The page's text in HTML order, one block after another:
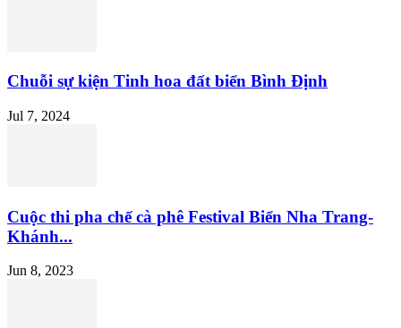
Chuỗi sự kiện Tinh hoa đất biển Bình Định
Jul 7, 2024
Cuộc thi pha chế cà phê Festival Biển Nha Trang-
Khánh...
Jun 8, 2023